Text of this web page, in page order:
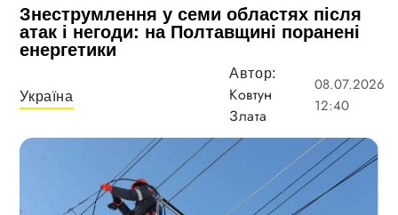
Знеструмлення у семи областях після
атак і негоди: на Полтавщині поранені
енергетики
Україна
Автор:
Ковтун
Злата
08.07.2026
12:40